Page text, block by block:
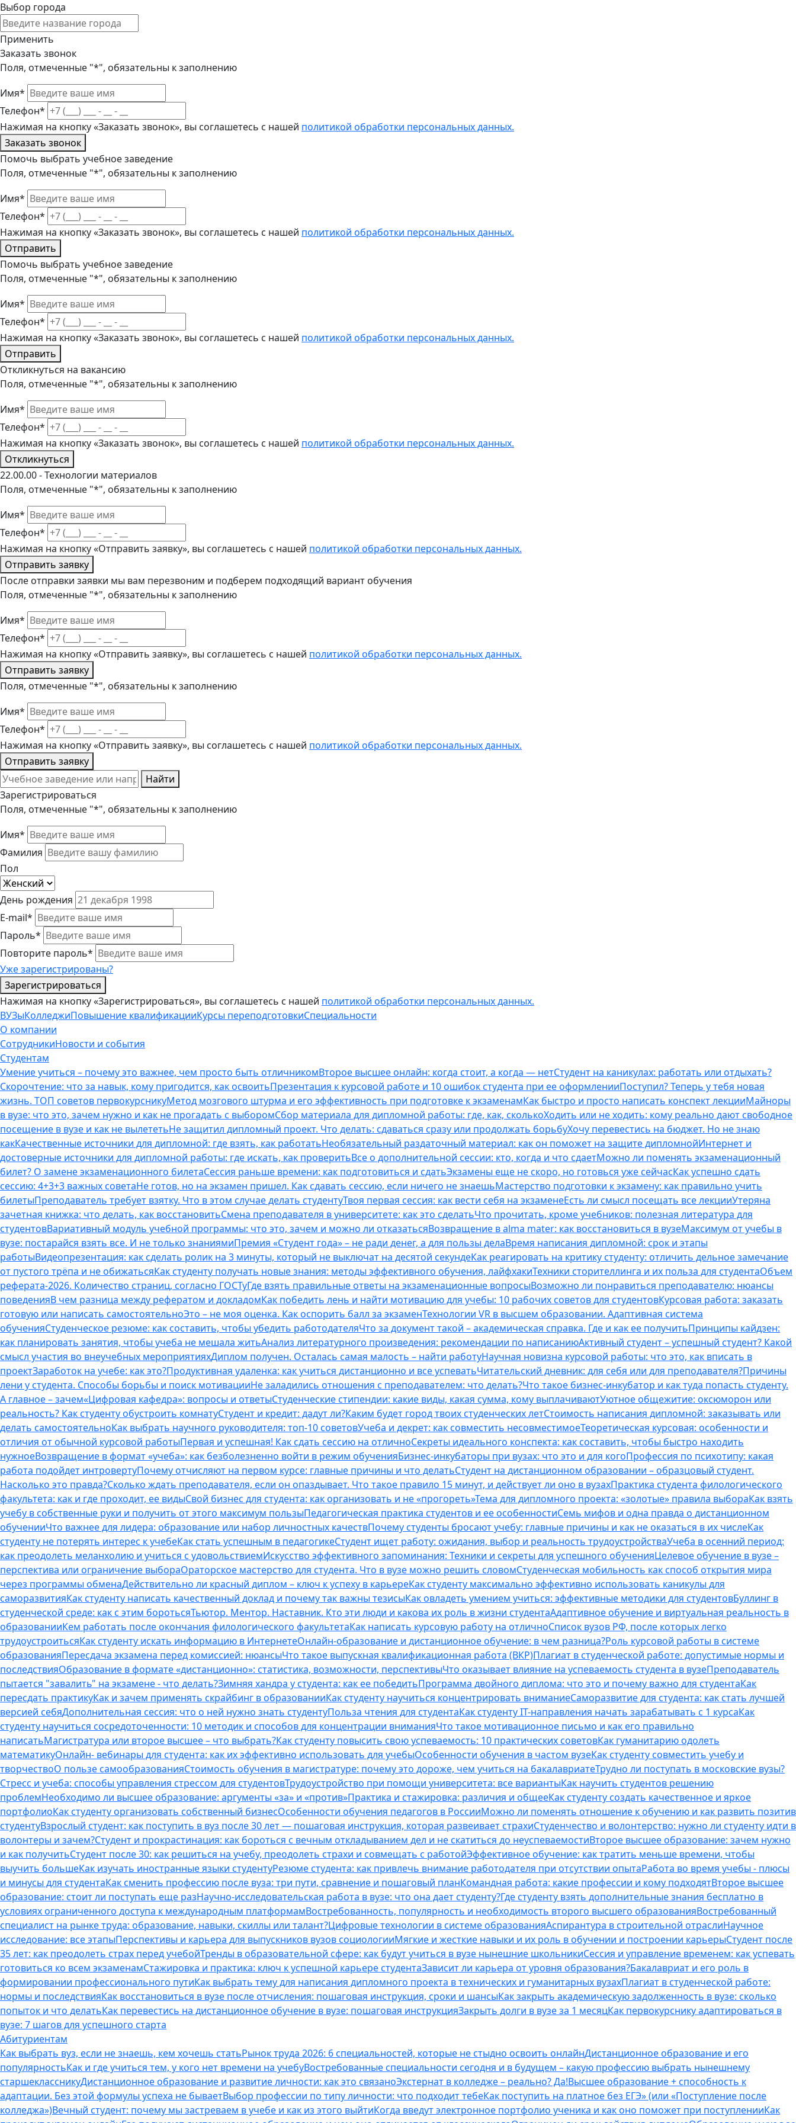
Выбор города
Применить
Заказать звонок
Поля, отмеченные "*", обязательны к заполнению
Имя*
Телефон*
Нажимая на кнопку «Заказать звонок», вы соглашетесь с нашей политикой обработки персональных данных.
Заказать звонок
Помочь выбрать учебное заведение
Поля, отмеченные "*", обязательны к заполнению
Имя*
Телефон*
Нажимая на кнопку «Заказать звонок», вы соглашетесь с нашей политикой обработки персональных данных.
Отправить
Помочь выбрать учебное заведение
Поля, отмеченные "*", обязательны к заполнению
Имя*
Телефон*
Нажимая на кнопку «Заказать звонок», вы соглашетесь с нашей политикой обработки персональных данных.
Отправить
Откликнуться на вакансию
Поля, отмеченные "*", обязательны к заполнению
Имя*
Телефон*
Нажимая на кнопку «Заказать звонок», вы соглашетесь с нашей политикой обработки персональных данных.
Откликнуться
22.00.00 - Технологии материалов
Поля, отмеченные "*", обязательны к заполнению
Имя*
Телефон*
Нажимая на кнопку «Отправить заявку», вы соглашетесь с нашей политикой обработки персональных данных.
Отправить заявку
После отправки заявки мы вам перезвоним и подберем подходящий вариант обучения
Поля, отмеченные "*", обязательны к заполнению
Имя*
Телефон*
Нажимая на кнопку «Отправить заявку», вы соглашетесь с нашей политикой обработки персональных данных.
Отправить заявку
Поля, отмеченные "*", обязательны к заполнению
Имя*
Телефон*
Нажимая на кнопку «Отправить заявку», вы соглашетесь с нашей политикой обработки персональных данных.
Отправить заявку
Найти
Зарегистрироваться
Поля, отмеченные "*", обязательны к заполнению
Имя*
Фамилия
Пол
День рождения
E-mail*
Пароль*
Повторите пароль*
Уже зарегистрированы?
Зарегистрироваться
Нажимая на кнопку «Зарегистрироваться», вы соглашетесь с нашей политикой обработки персональных данных.
ВУЗыКолледжиПовышение квалификацииКурсы переподготовкиСпециальности
О компании
СотрудникиНовости и события
Студентам
Умение учиться – почему это важнее, чем просто быть отличникомВторое высшее онлайн: когда стоит, а когда — нетСтудент на каникулах: работать или отдыхать?
Скорочтение: что за навык, кому пригодится, как освоитьПрезентация к курсовой работе и 10 ошибок студента при ее оформленииПоступил? Теперь у тебя новая
жизнь. ТОП советов первокурсникуМетод мозгового штурма и его эффективность при подготовке к экзаменамКак быстро и просто написать конспект лекцииМайноры
в вузе: что это, зачем нужно и как не прогадать с выборомСбор материала для дипломной работы: где, как, сколькоХодить или не ходить: кому реально дают свободное
посещение в вузе и как не вылететьНе защитил дипломный проект. Что делать: сдаваться сразу или продолжать борьбуХочу перевестись на бюджет. Но не знаю
какКачественные источники для дипломной: где взять, как работатьНеобязательный раздаточный материал: как он поможет на защите дипломнойИнтернет и
достоверные источники для дипломной работы: где искать, как проверитьВсе о дополнительной сессии: кто, когда и что сдаетМожно ли поменять экзаменационный
билет? О замене экзаменационного билетаСессия раньше времени: как подготовиться и сдатьЭкзамены еще не скоро, но готовься уже сейчасКак успешно сдать
сессию: 4+3+3 важных советаНе готов, но на экзамен пришел. Как сдавать сессию, если ничего не знаешьМастерство подготовки к экзамену: как правильно учить
билетыПреподаватель требует взятку. Что в этом случае делать студентуТвоя первая сессия: как вести себя на экзаменеЕсть ли смысл посещать все лекцииУтеряна
зачетная книжка: что делать, как восстановитьСмена преподавателя в университете: как это сделатьЧто прочитать, кроме учебников: полезная литература для
студентовВариативный модуль учебной программы: что это, зачем и можно ли отказатьсяВозвращение в alma mater: как восстановиться в вузеМаксимум от учебы в
вузе: постарайся взять все. И не только знаниямиПремия «Студент года» – не ради денег, а для пользы делаВремя написания дипломной: срок и этапы
работыВидеопрезентация: как сделать ролик на 3 минуты, который не выключат на десятой секундеКак реагировать на критику студенту: отличить дельное замечание
от пустого трёпа и не обижатьсяКак студенту получать новые знания: методы эффективного обучения, лайфхакиТехники сторителлинга и их польза для студентаОбъем
реферата-2026. Количество страниц, согласно ГОСТуГде взять правильные ответы на экзаменационные вопросыВозможно ли понравиться преподавателю: нюансы
поведенияВ чем разница между рефератом и докладомКак победить лень и найти мотивацию для учебы: 10 рабочих советов для студентовКурсовая работа: заказать
готовую или написать самостоятельноЭто – не моя оценка. Как оспорить балл за экзаменТехнологии VR в высшем образовании. Адаптивная система
обученияСтуденческое резюме: как составить, чтобы убедить работодателяЧто за документ такой – академическая справка. Где и как ее получитьПринципы кайдзен:
как планировать занятия, чтобы учеба не мешала житьАнализ литературного произведения: рекомендации по написаниюАктивный студент – успешный студент? Какой
смысл участия во внеучебных мероприятияхДиплом получен. Осталась самая малость – найти работуНаучная новизна курсовой работы: что это, как вписать в
проектЗаработок на учебе: как это?Продуктивная удаленка: как учиться дистанционно и все успеватьЧитательский дневник: для себя или для преподавателя?Причины
лени у студента. Способы борьбы и поиск мотивацииНе заладились отношения с преподавателем: что делать?Что такое бизнес-инкубатор и как туда попасть студенту.
А главное – зачем«Цифровая кафедра»: вопросы и ответыСтуденческие стипендии: какие виды, какая сумма, кому выплачиваютУютное общежитие: оксюморон или
реальность? Как студенту обустроить комнатуСтудент и кредит: дадут ли?Каким будет город твоих студенческих летСтоимость написания дипломной: заказывать или
делать самостоятельноКак выбрать научного руководителя: топ-10 советовУчеба и декрет: как совместить несовместимоеТеоретическая курсовая: особенности и
отличия от обычной курсовой работыПервая и успешная! Как сдать сессию на отличноСекреты идеального конспекта: как составить, чтобы быстро находить
нужноеВозвращение в формат «учеба»: как безболезненно войти в режим обученияБизнес-инкубаторы при вузах: что это и для когоПрофессия по психотипу: какая
работа подойдет интровертуПочему отчисляют на первом курсе: главные причины и что делатьСтудент на дистанционном образовании – образцовый студент.
Насколько это правда?Сколько ждать преподавателя, если он опаздывает. Что такое правило 15 минут, и действует ли оно в вузахПрактика студента филологического
факультета: как и где проходит, ее видыСвой бизнес для студента: как организовать и не «прогореть»Тема для дипломного проекта: «золотые» правила выбораКак взять
учебу в собственные руки и получить от этого максимум пользыПедагогическая практика студентов и ее особенностиСемь мифов и одна правда о дистанционном
обученииЧто важнее для лидера: образование или набор личностных качествПочему студенты бросают учебу: главные причины и как не оказаться в их числеКак
студенту не потерять интерес к учебеКак стать успешным в педагогикеСтудент ищет работу: ожидания, выбор и реальность трудоустройстваУчеба в осенний период:
как преодолеть меланхолию и учиться с удовольствиемИскусство эффективного запоминания: Техники и секреты для успешного обученияЦелевое обучение в вузе –
перспектива или ограничение выбораОраторское мастерство для студента. Что в вузе можно решить словомСтуденческая мобильность как способ открытия мира
через программы обменаДействительно ли красный диплом – ключ к успеху в карьереКак студенту максимально эффективно использовать каникулы для
саморазвитияКак студенту написать качественный доклад и почему так важны тезисыКак овладеть умением учиться: эффективные методики для студентовБуллинг в
студенческой среде: как с этим боротьсяТьютор. Ментор. Наставник. Кто эти люди и какова их роль в жизни студентаАдаптивное обучение и виртуальная реальность в
образованииКем работать после окончания филологического факультетаКак написать курсовую работу на отличноСписок вузов РФ, после которых легко
трудоустроитьсяКак студенту искать информацию в ИнтернетеОнлайн-образование и дистанционное обучение: в чем разница?Роль курсовой работы в системе
образованияПересдача экзамена перед комиссией: нюансыЧто такое выпускная квалификационная работа (ВКР)Плагиат в студенческой работе: допустимые нормы и
последствияОбразование в формате «дистанционно»: статистика, возможности, перспективыЧто оказывает влияние на успеваемость студента в вузеПреподаватель
пытается "завалить" на экзамене - что делать?Зимняя хандра у студента: как ее победитьПрограмма двойного диплома: что это и почему важно для студентаКак
пересдать практикуКак и зачем применять скрайбинг в образованииКак студенту научиться концентрировать вниманиеСаморазвитие для студента: как стать лучшей
версией себяДополнительная сессия: что о ней нужно знать студентуПольза чтения для студентаКак студенту IT-направления начать зарабатывать с 1 курсаКак
студенту научиться сосредоточенности: 10 методик и способов для концентрации вниманияЧто такое мотивационное письмо и как его правильно
написатьМагистратура или второе высшее – что выбрать?Как студенту повысить свою успеваемость: 10 практических советовКак гуманитарию одолеть
математикуОнлайн- вебинары для студента: как их эффективно использовать для учебыОсобенности обучения в частом вузеКак студенту совместить учебу и
творчествоО пользе самообразованияСтоимость обучения в магистратуре: почему это дороже, чем учиться на бакалавриатеТрудно ли поступать в московские вузы?
Стресс и учеба: способы управления стрессом для студентовТрудоустройство при помощи университета: все вариантыКак научить студентов решению
проблемНеобходимо ли высшее образование: аргументы «за» и «против»Практика и стажировка: различия и общееКак студенту создать качественное и яркое
портфолиоКак студенту организовать собственный бизнесОсобенности обучения педагогов в РоссииМожно ли поменять отношение к обучению и как развить позитив
студентуВзрослый студент: как поступить в вуз после 30 лет — пошаговая инструкция, которая развеивает страхиСтуденчество и волонтерство: нужно ли cтуденту идти в
волонтеры и зачем?Студент и прокрастинация: как бороться с вечным откладыванием дел и не скатиться до неуспеваемостиВторое высшее образование: зачем нужно
и как получитьСтудент после 30: как решиться на учебу, преодолеть страхи и совмещать с работойЭффективное обучение: как тратить меньше времени, чтобы
выучить большеКак изучать иностранные языки студентуРезюме студента: как привлечь внимание работодателя при отсутствии опытаРабота во время учебы - плюсы
и минусы для студентаКак сменить профессию после вуза: три пути, сравнение и пошаговый планКомандная работа: какие профессии и кому подходятВторое высшее
образование: стоит ли поступать еще разНаучно-исследовательская работа в вузе: что она дает студенту?Где студенту взять дополнительные знания бесплатно в
условиях ограниченного доступа к международным платформамВостребованность, популярность и необходимость второго высшего образованияВостребованный
специалист на рынке труда: образование, навыки, скиллы или талант?Цифровые технологии в системе образованияАспирантура в строительной отраслиНаучное
исследование: все этапыПерспективы и карьера для выпускников вузов социологииМягкие и жесткие навыки и их роль в обучении и построении карьерыСтудент после
35 лет: как преодолеть страх перед учебойТренды в образовательной сфере: как будут учиться в вузе нынешние школьникиСессия и управление временем: как успевать
готовиться ко всем экзаменамСтажировка и практика: ключ к успешной карьере студентаЗависит ли карьера от уровня образования?Бакалавриат и его роль в
формировании профессионального путиКак выбрать тему для написания дипломного проекта в технических и гуманитарных вузахПлагиат в студенческой работе:
нормы и последствияКак восстановиться в вузе после отчисления: пошаговая инструкция, сроки и шансыКак закрыть академическую задолженность в вузе: сколько
попыток и что делатьКак перевестись на дистанционное обучение в вузе: пошаговая инструкцияЗакрыть долги в вузе за 1 месяцКак первокурснику адаптироваться в
вузе: 7 шагов для успешного старта
Абитуриентам
Как выбрать вуз, если не знаешь, кем хочешь статьРынок труда 2026: 6 специальностей, которые не стыдно освоить онлайнДистанционное образование и его
популярностьКак и где учиться тем, у кого нет времени на учебуВостребованные специальности сегодня и в будущем – какую профессию выбрать нынешнему
старшеклассникуДистанционное образование и развитие личности: как это связаноЭкстернат в колледже – реально? Да!Высшее образование + способность к
адаптации. Без этой формулы успеха не бываетВыбор профессии по типу личности: что подходит тебеКак поступить на платное без ЕГЭ» (или «Поступление после
колледжа»)Вечный студент: почему мы застреваем в учебе и как из этого выйтиКогда введут электронное портфолио ученика и как оно поможет при поступленииКак